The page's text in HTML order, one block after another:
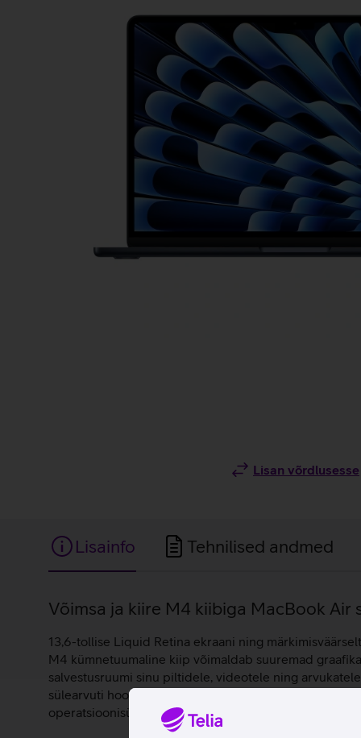
Lisan võrdlusesse
Lisainfo Tehnilised andmed
Lisainfo
Võimsa ja kiire M4 kiibiga MacBook Air
13,6-tollise Liquid Retina ekraani ning
M4 kümnetuumaline kiip võimaldab suuremad
salvestusruumi sinu piltidele, videotele ning
sülearvuti hoolitseb selle eest, et kõik sulle olulised
operatsioonisüsteemil.